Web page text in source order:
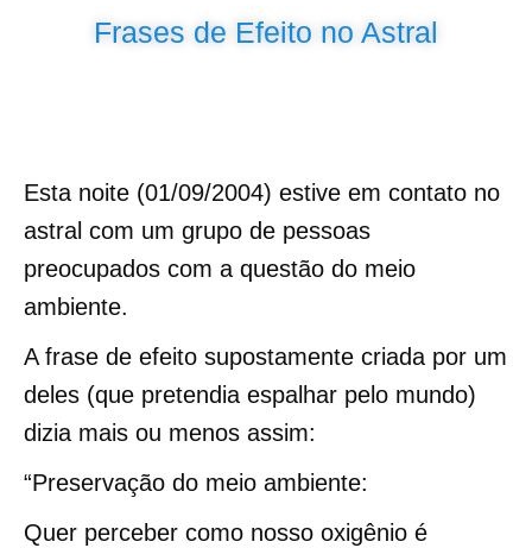
Frases de Efeito no Astral
Esta noite (01/09/2004) estive em contato no
astral com um grupo de pessoas
preocupados com a questão do meio
ambiente.
A frase de efeito supostamente criada por um
deles (que pretendia espalhar pelo mundo)
dizia mais ou menos assim:
“Preservação do meio ambiente:
Quer perceber como nosso oxigênio é